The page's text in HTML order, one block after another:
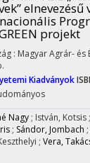
elnevezésű
projekt
: Magyar Agrár- és
Kiadványok
Nagy ; István, Kotsis ;
; Sándor, Jombach ;
; Vera,